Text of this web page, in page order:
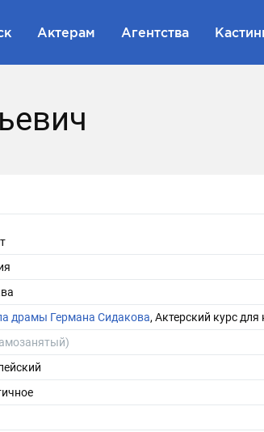
Актерам Агентства
драмы Германа Сидакова, Актерский курс